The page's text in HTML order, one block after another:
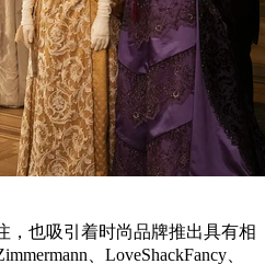
也吸引着时尚品牌推出具有相
、LoveShackFancy、